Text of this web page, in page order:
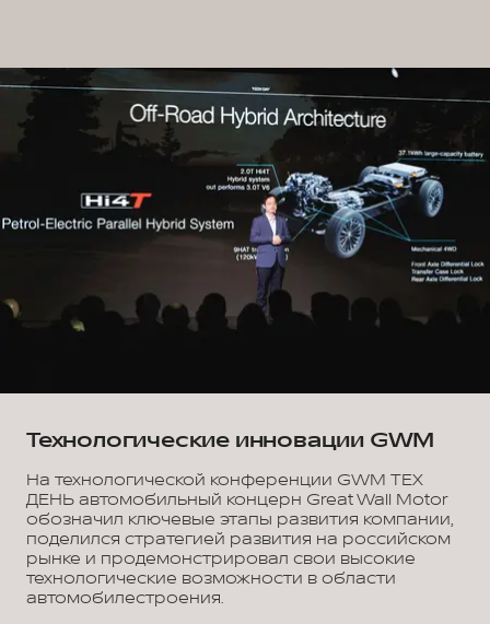
Технологические инновации GWM
На технологической конференции GWM ТЕХ
ДЕНЬ автомобильный концерн Great Wall Motor
обозначил ключевые этапы развития компании,
поделился стратегией развития на российском
рынке и продемонстрировал свои высокие
технологические возможности в области
автомобилестроения.